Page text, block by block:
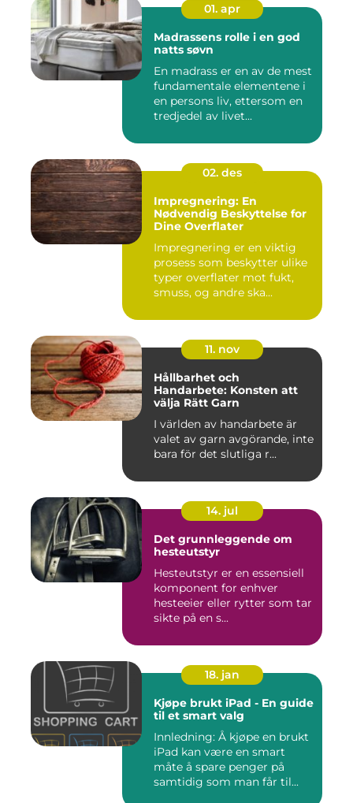
01. apr
Madrassens rolle i en god
natts søvn
En madrass er en av de mest
fundamentale elementene i
en persons liv, ettersom en
tredjedel av livet...
02. des
Impregnering: En
Nødvendig Beskyttelse for
Dine Overflater
Impregnering er en viktig
prosess som beskytter ulike
typer overflater mot fukt,
smuss, og andre ska...
11. nov
Hållbarhet och
Handarbete: Konsten att
välja Rätt Garn
I världen av handarbete är
valet av garn avgörande, inte
bara för det slutliga r...
14. jul
Det grunnleggende om
hesteutstyr
Hesteutstyr er en essensiell
komponent for enhver
hesteeier eller rytter som tar
sikte på en s...
18. jan
Kjøpe brukt iPad - En guide
til et smart valg
Innledning: Å kjøpe en brukt
iPad kan være en smart
måte å spare penger på
samtidig som man får til...